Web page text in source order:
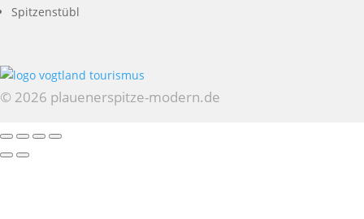
Spitzenstübl
© 2026 plauenerspitze-modern.de